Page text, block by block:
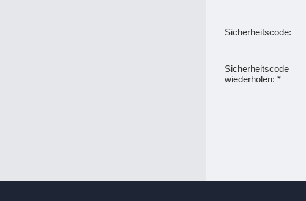
Sicherheitscode:
Sicherheitscode
wiederholen: *